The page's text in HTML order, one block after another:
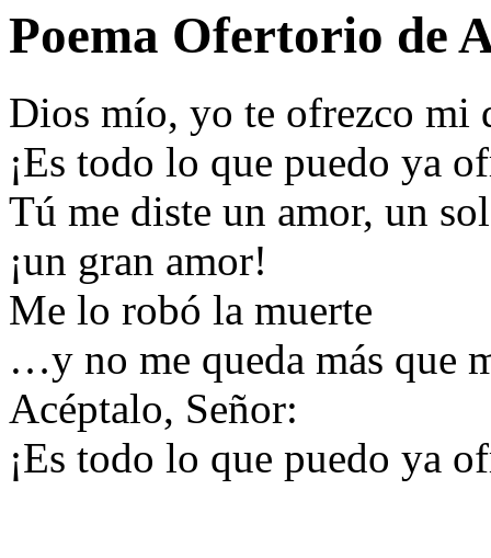
Poema Ofertorio de
Dios mío, yo te ofrezco mi
¡Es todo lo que puedo ya
Tú me diste un amor, un
¡un gran amor!
Me lo robó la muerte
…y no me queda más que
Acéptalo, Señor:
¡Es todo lo que puedo ya